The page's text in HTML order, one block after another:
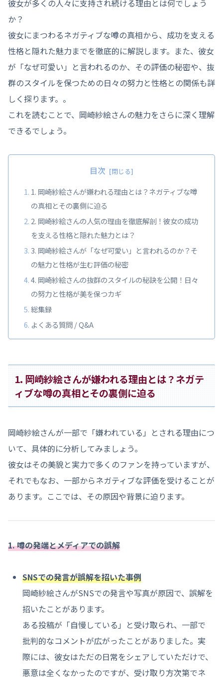
彼女が多くの人々に支持され続ける理由とは何でしょう
か？
彼女にまつわるネガティブな噂の真相から、成功を支える
性格と隠れた魅力までを徹底的に解説します。また、彼女
が「なぜ可愛い」と言われるのか、その評価の秘密や、抜
群のスタイルを保つための日々の努力と性格との関係も詳
しく探ります。。
これを読むことで、岡崎紗絵さんの魅力をさらに深く理解
できるでしょう。
目次
1. 岡崎紗絵さんが嫌われる理由とは？ネガティブな噂
の真相とその裏側に迫る
2. 岡崎紗絵さんの人気の理由を徹底解剖！彼女の成功
を支える性格と隠れた魅力とは？
3. 岡崎紗絵さんが「なぜ可愛い」と言われるのか？そ
の魅力と性格が生む評価の秘密
4. 岡崎紗絵さんの抜群のスタイルの秘訣を公開！日々
の努力と性格が美を保つカギ
総集録
よくある質問 / Q&A
1. 岡崎紗絵さんが嫌われる理由とは？ネガテ
ィブな噂の真相とその裏側に迫る
岡崎紗絵さんが一部で「嫌われている」とされる理由につ
いて、具体的に分析してみましょう。
彼女はその美貌と実力で多くのファンを持っていますが、
それでもなお、一部からネガティブな評価を受けることが
あります。ここでは、その原因や背景に迫ります。
1. 噂の発端とメディアでの誤解
SNSでの発言が誤解を招いた事例
岡崎紗絵さんがSNSでの発言や写真が原因で、誤解を
招いたことがあります。
ある投稿が「自慢している」と受け取られ、一部で
批判的なコメントが広がったことがありました。実
際には、彼女はただの日常をシェアしていただけで、
悪意は全くなかったのですが、受け取り方次第でネ